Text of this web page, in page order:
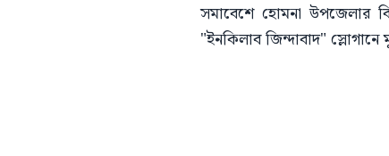
​সমাবেশে হোমনা উপজেলার
"ইনকিলাব জিন্দাবাদ"